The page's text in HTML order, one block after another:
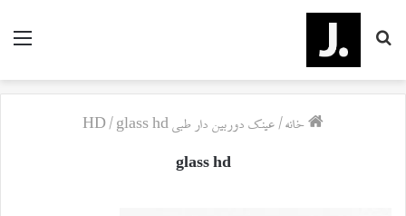
منو
برای
خانه / عینک دوربین دار طبی HD / glass hd
glass hd